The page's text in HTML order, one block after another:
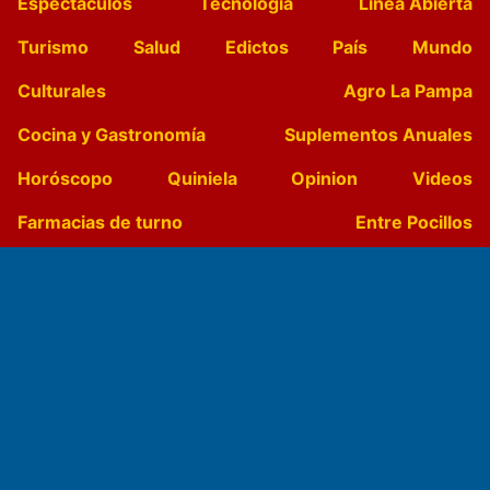
Turismo
Salud Edictos País
Mundo
Culturales
Agro La Pampa
Cocina y Gastronomía
Suplementos Anuales
Horóscopo
Quiniela Opinion
Videos
Farmacias de turno
Entre Pocillos